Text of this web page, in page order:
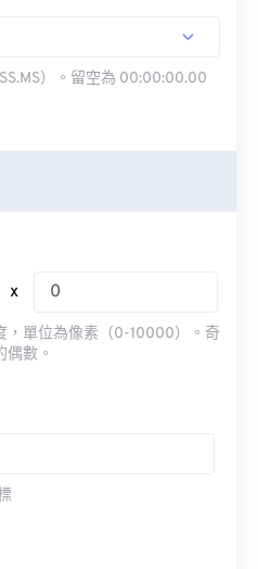
）。留空為 00:00:00.00
x
，單位為像素（0-10000）。奇
數。